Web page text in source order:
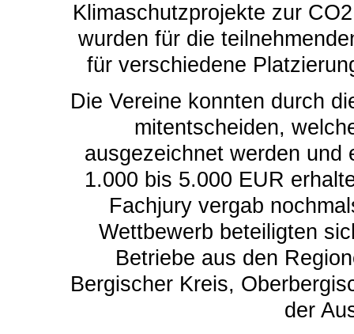
Klimaschutzprojekte zur
wurden für die
für verschiedene
Die Vereine konnten durch
mitentscheiden,
ausgezeichnet werden und
1.000 bis 5.000 EUR
Fachjury vergab
Wettbewerb beteiligten
Betriebe aus den
Bergischer Kreis,
der